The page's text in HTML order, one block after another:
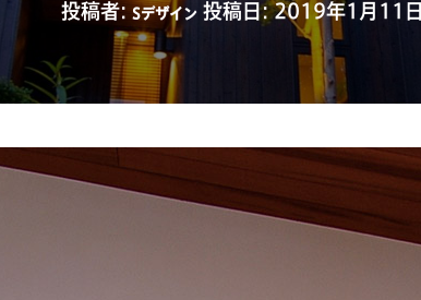
投稿者: Sデザイン投稿日:2019年1月11日